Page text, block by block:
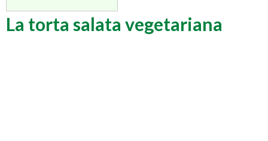
La torta salata vegetariana